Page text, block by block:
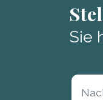
Sie